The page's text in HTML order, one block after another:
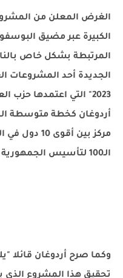
الغرض المعلن من
الكبيرة عبر مضيق
المرتبطة بشكل خاص
الجديدة أحد المشروعات
2023" التي اعتمدها
أردوغان كخطة متوسطة
مركز بين
الـ100 لتأسيس الجمهورية الحديثة.
وكما صرح أردوغان قائلا
تحقيق هذا المشروع الذي